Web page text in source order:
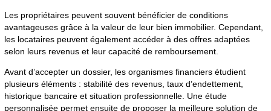
Les propriétaires peuvent souvent bénéficier de conditions
avantageuses grâce à la valeur de leur bien immobilier. Cependant,
les locataires peuvent également accéder à des offres adaptées
selon leurs revenus et leur capacité de remboursement.
Avant d’accepter un dossier, les organismes financiers étudient
plusieurs éléments : stabilité des revenus, taux d’endettement,
historique bancaire et situation professionnelle. Une étude
personnalisée permet ensuite de proposer la meilleure solution de